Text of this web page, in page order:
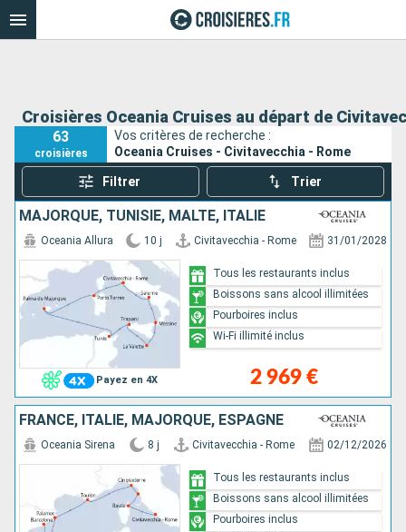
Croisières Oceania Cruises au départ de
63
croisières
Vos critères de recherche :
Oceania Cruises - Civitavecchia - Rome
Filtrer Trier
MAJORQUE, TUNISIE, MALTE, ITALIE
Payez en 4X
Oceania Allura 10 j Civitavecchia - Rome 31/01/2028
2 969 €
Tous les restaurants inclus
Boissons sans alcool illimitées
Pourboires inclus
Wi-Fi illimité inclus
FRANCE, ITALIE, MAJORQUE, ESPAGNE
Oceania Sirena 8 j Civitavecchia - Rome 02/12/2026
Tous les restaurants inclus
Boissons sans alcool illimitées
Pourboires inclus